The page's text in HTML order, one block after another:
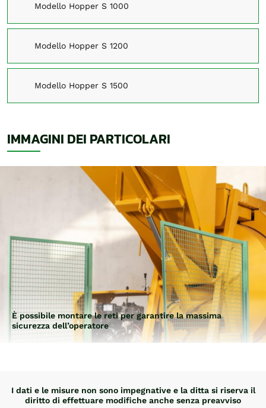
Modello Hopper S 1000
Modello Hopper S 1200
Modello Hopper S 1500
IMMAGINI DEI PARTICOLARI
È possibile montare le reti per garantire la massima
sicurezza dell’operatore
I dati e le misure non sono impegnative e la ditta si riserva il
diritto di effettuare modifiche anche senza preavviso